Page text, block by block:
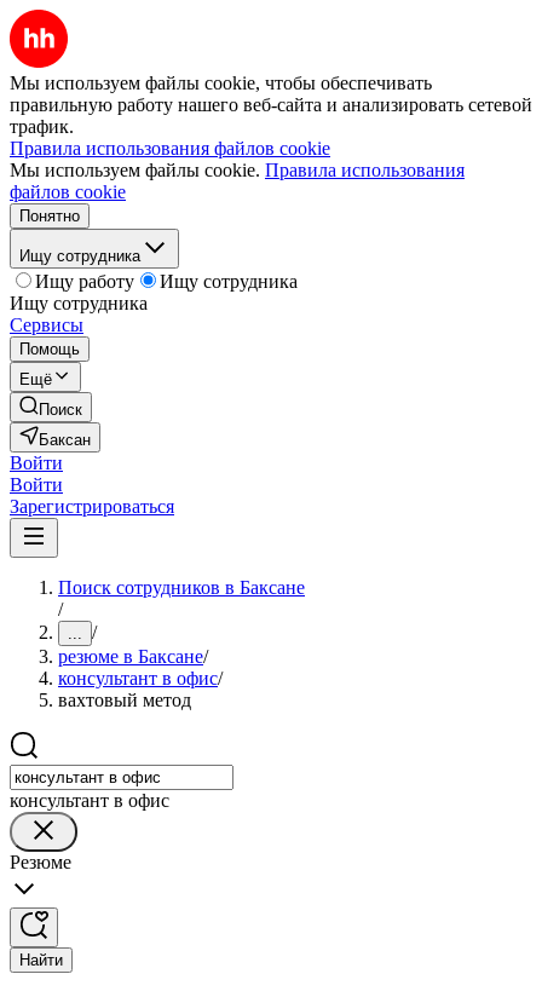
Мы используем файлы cookie, чтобы обеспечивать
правильную работу нашего веб-сайта и анализировать сетевой
трафик.
Правила использования файлов cookie
Мы используем файлы cookie. Правила использования
файлов cookie
Понятно
Ищу сотрудника
Ищу работу
Ищу сотрудника
Ищу сотрудника
Сервисы
Помощь
Ещё
Поиск
Баксан
Войти
Войти
Зарегистрироваться
Поиск сотрудников в Баксане
/
... /
резюме в Баксане/
консультант в офис/
вахтовый метод
консультант в офис
Резюме
Найти